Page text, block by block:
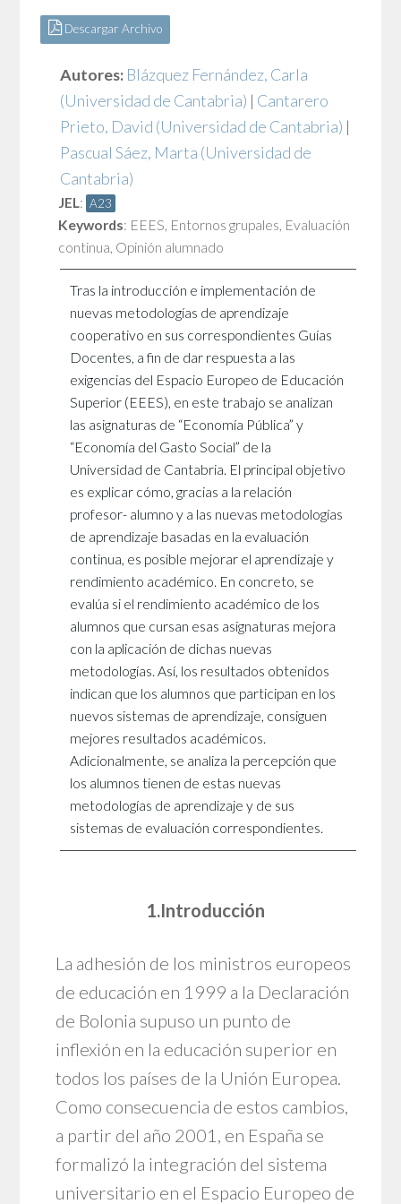
Descargar Archivo
Autores: Blázquez Fernández, Carla
(Universidad de Cantabria) | Cantarero
Prieto, David (Universidad de Cantabria) |
Pascual Sáez, Marta (Universidad de
Cantabria)
JEL: A23
Keywords: EEES, Entornos grupales, Evaluación
continua, Opinión alumnado
Tras la introducción e implementación de
nuevas metodologías de aprendizaje
cooperativo en sus correspondientes Guías
Docentes, a fin de dar respuesta a las
exigencias del Espacio Europeo de Educación
Superior (EEES), en este trabajo se analizan
las asignaturas de “Economía Pública” y
“Economía del Gasto Social” de la
Universidad de Cantabria. El principal objetivo
es explicar cómo, gracias a la relación
profesor- alumno y a las nuevas metodologías
de aprendizaje basadas en la evaluación
continua, es posible mejorar el aprendizaje y
rendimiento académico. En concreto, se
evalúa si el rendimiento académico de los
alumnos que cursan esas asignaturas mejora
con la aplicación de dichas nuevas
metodologías. Así, los resultados obtenidos
indican que los alumnos que participan en los
nuevos sistemas de aprendizaje, consiguen
mejores resultados académicos.
Adicionalmente, se analiza la percepción que
los alumnos tienen de estas nuevas
metodologías de aprendizaje y de sus
sistemas de evaluación correspondientes.
1.Introducción
La adhesión de los ministros europeos
de educación en 1999 a la Declaración
de Bolonia supuso un punto de
inflexión en la educación superior en
todos los países de la Unión Europea.
Como consecuencia de estos cambios,
a partir del año 2001, en España se
formalizó la integración del sistema
universitario en el Espacio Europeo de